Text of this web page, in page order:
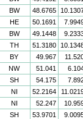
BW 48.6765
HE 50.1691
BW 49.1448
TH 51.3180
BY 49.967
NW 51.041
SH 54.175
NI 52.2164
NI 52.247
SH 53.9701